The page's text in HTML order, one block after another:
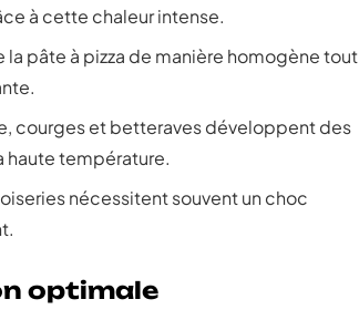
à cette chaleur intense.
pâte à pizza de manière homogène tout
courges et betteraves développent des
haute température.
nécessitent souvent un choc
optimale